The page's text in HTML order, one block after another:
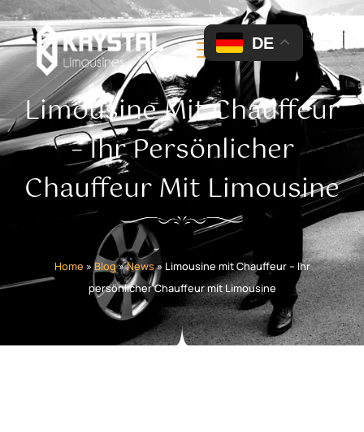
Limousine Mit Chauffeur
– Ihr Persönlicher
Chauffeur Mit Limousine
Home »Blog»News» Limousine mit Chauffeur – Ihr
persönlicher Chauffeur mit Limousine
DE